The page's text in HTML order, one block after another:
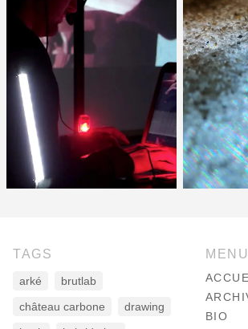
TAGS
arké
brutlab
château carbone
drawing
MENU
BIO